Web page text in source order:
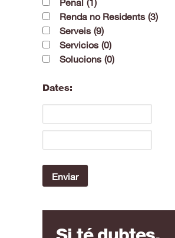
Penal (1)
Renda no Residents (3)
Serveis (9)
Servicios (0)
Solucions (0)
Dates: